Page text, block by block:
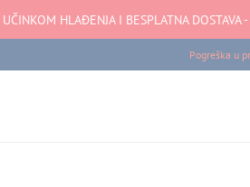
HLAĐENJA I BESPLATNA
Pogreška u